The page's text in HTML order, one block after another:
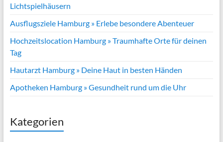
Lichtspielhäusern
Ausflugsziele Hamburg » Erlebe besondere Abenteuer
Hochzeitslocation Hamburg » Traumhafte Orte für deinen
Tag
Hautarzt Hamburg » Deine Haut in besten Händen
Apotheken Hamburg » Gesundheit rund um die Uhr
Kategorien